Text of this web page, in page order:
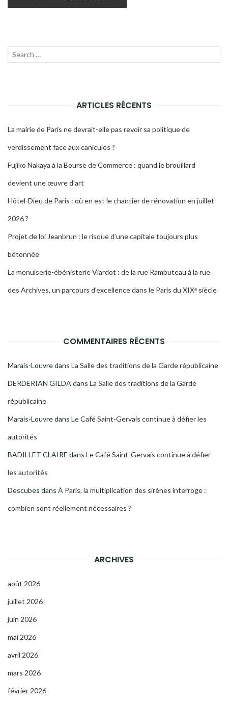
Recherche
ARTICLES RÉCENTS
La mairie de Paris ne devrait-elle pas revoir sa politique de
verdissement face aux canicules ?
Fujiko Nakaya à la Bourse de Commerce : quand le brouillard
devient une œuvre d’art
Hôtel-Dieu de Paris : où en est le chantier de rénovation en juillet
2026 ?
Projet de loi Jeanbrun : le risque d’une capitale toujours plus
bétonnée
La menuiserie-ébénisterie Viardot : de la rue Rambuteau à la rue
des Archives, un parcours d’excellence dans le Paris du XIXᵉ siècle
COMMENTAIRES RÉCENTS
Marais-Louvredans La Salle des traditions de la Garde républicaine
DERDERIAN GILDA dans La Salle des traditions de la Garde
républicaine
Marais-Louvredans Le Café Saint-Gervais continue à défier les
autorités
BADILLET CLAIRE dans Le Café Saint-Gervais continue à défier
les autorités
Descubes dans À Paris, la multiplication des sirènes interroge :
combien sont réellement nécessaires ?
ARCHIVES
août 2026
juillet 2026
juin 2026
mai 2026
avril 2026
mars 2026
février 2026